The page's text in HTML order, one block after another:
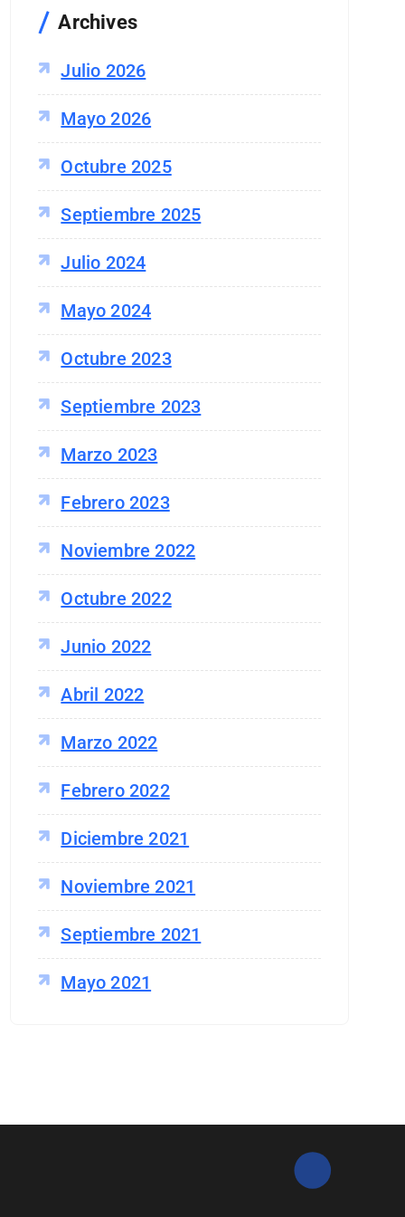
Archives
Julio 2026
Mayo 2026
Octubre 2025
Septiembre 2025
Julio 2024
Mayo 2024
Octubre 2023
Septiembre 2023
Marzo 2023
Febrero 2023
Noviembre 2022
Octubre 2022
Junio 2022
Abril 2022
Marzo 2022
Febrero 2022
Diciembre 2021
Noviembre 2021
Septiembre 2021
Mayo 2021